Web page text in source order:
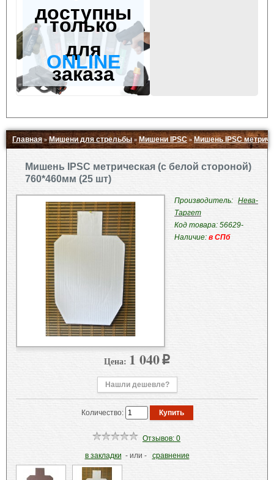
доступны
только
для
ONLINE
заказа
Главная»Мишени для стрельбы » Мишени IPSC»Мишень IPSC
Мишень IPSC метрическая (с белой стороной)
760*460мм (25 шт)
Производитель: Нева-
Таргет
Код товара: 56629-
Наличие: в СПб
Цена: 1 040 p
Нашли дешевле?
Количество:
Отзывов: 0
в закладки - или - сравнение